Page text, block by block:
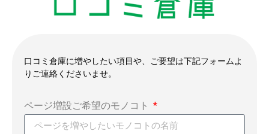
口コミ倉庫に増やしたい項目や、ご要望は下記フォームよ
りご連絡くださいませ。
ページ増設ご希望のモノコト